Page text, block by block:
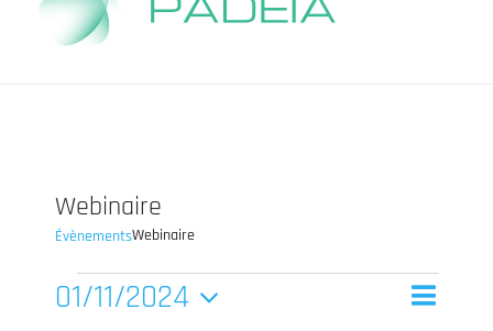
Webinaire
ÉvènementsWebinaire
Évènements Recherche
Mois
01/11/2024